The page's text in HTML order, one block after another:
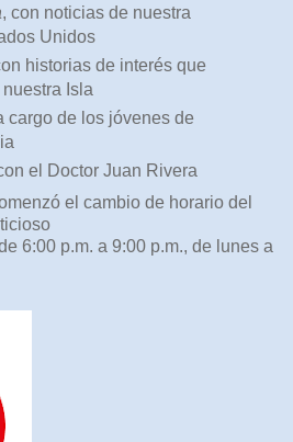
, con noticias de nuestra
Unidos
historias de interés que
Isla
cargo de los jóvenes de
el Doctor Juan Rivera
el cambio de horario del
6:00 p.m. a 9:00 p.m., de lunes a